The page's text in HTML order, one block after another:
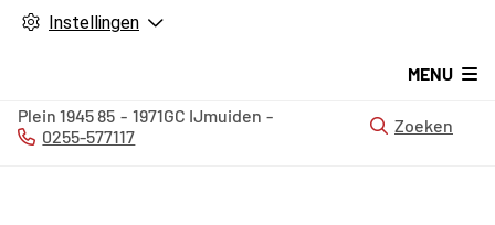
Instellingen
MENU
Plein 194585 1971GC IJmuiden
Tel:
0255-577117
Zoeken